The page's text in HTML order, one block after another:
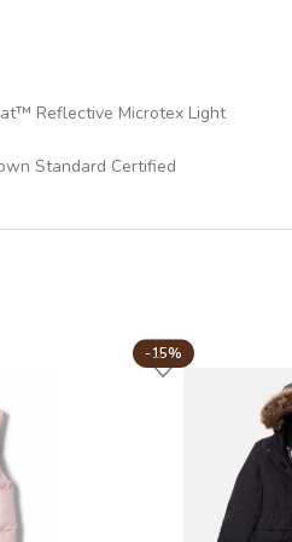
Reflective Microtex Light
Standard Certified
-15%